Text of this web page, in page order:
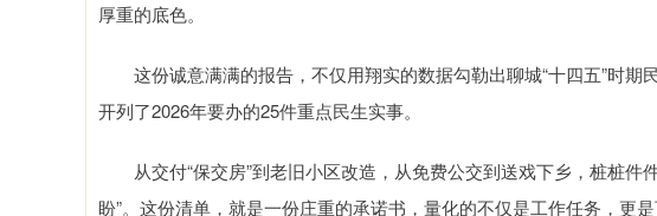
厚重的底色。
这份诚意满满的报告，不仅用翔实的数据勾勒出聊城“十四五”时期
开列了2026年要办的25件重点民生实事。
从交付“保交房”到老旧小区改造，从免费公交到送戏下乡，桩桩件
盼”。这份清单，就是一份庄重的承诺书，量化的不仅是工作任务，更是